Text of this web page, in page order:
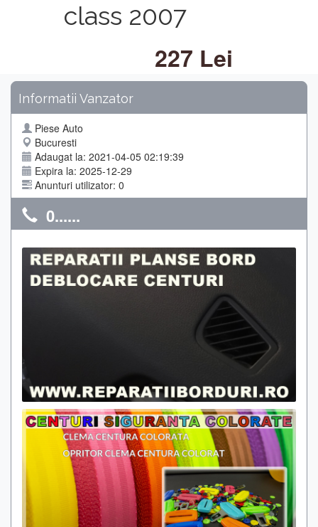
class 2007
227 Lei
Informatii Vanzator
Piese Auto
Bucuresti
Adaugat la: 2021-04-05 02:19:39
Expira la: 2025-12-29
Anunturi utilizator: 0
0......